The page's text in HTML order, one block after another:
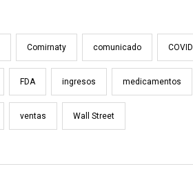
Comirnaty comunicado COVID
FDA ingresos medicamentos
ventas Wall Street